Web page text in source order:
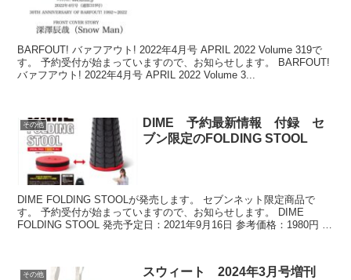
BARFOUT! バァフアウト! 2022年4月号 APRIL 2022 Volume 319で
す。 予約受付が始まっていますので、お知らせします。 BARFOUT!
バァフアウト! 2022年4月号 APRIL 2022 Volume 3...
その他
DIME 予約最新情報 付録 セ
ブン限定のFOLDING STOOL
DIME FOLDING STOOLが発売します。 セブンネット限定商品で
す。 予約受付が始まっていますので、お知らせします。 DIME
FOLDING STOOL 発売予定日：2021年9月16日 参考価格：1980円 出
その他
スウィート 2024年3月号増刊